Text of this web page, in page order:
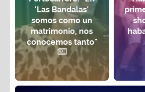
'Las Bandalas'
somos como un
matrimonio, nos
conocemos tanto"